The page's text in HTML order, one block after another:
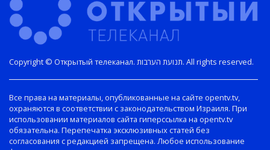
Copyright © Открытый телеканал. תנועת הערבות. All rights reserved.
Все права на материалы, опубликованные на сайте opentv.tv,
охраняются в соответствии с законодательством Израиля. При
использовании материалов сайта гиперссылка на opentv.tv
обязательна. Перепечатка эксклюзивных статей без
согласования с редакцией запрещена. Любое использование